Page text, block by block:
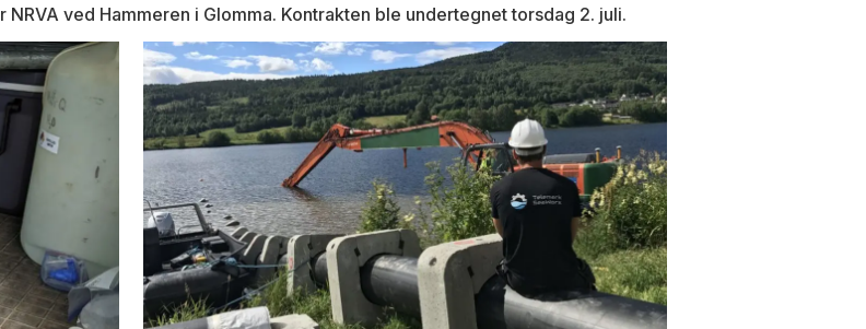
ved Hammeren i Glomma. Kontrakten ble undertegnet torsdag 2. juli.